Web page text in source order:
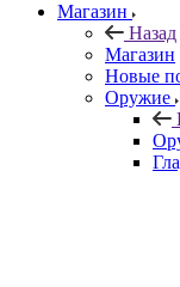
Магазин
Назад
Магазин
Новые
Оружие